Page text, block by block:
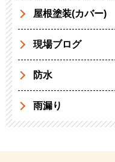
屋根塗装(カバー)
現場ブログ
防水
雨漏り